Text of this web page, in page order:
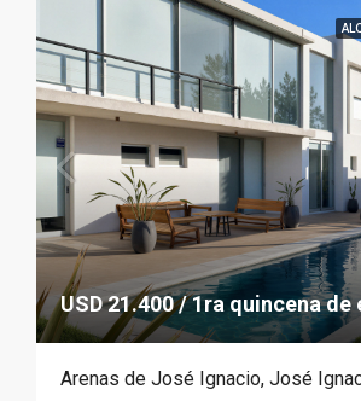
USD 21.400 / 1ra quincena de
Arenas de José Ignacio, José